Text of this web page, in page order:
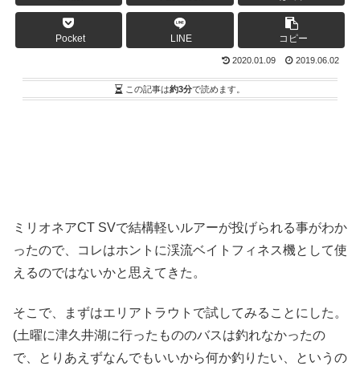
Pocket LINE コピー
2020.01.09 2019.06.02
この記事は約3分で読めます。
ミリオネアCT SVで結構軽いルアーが投げられる事がわか
ったので、コレはホントに渓流ベイトフィネス機として使
えるのではないかと思えてきた。
そこで、まずはエリアトラウトで試してみることにした。
(土曜に津久井湖に行ったもののバスは釣れなかったの
で、とりあえずなんでもいいから何か釣りたい、というの